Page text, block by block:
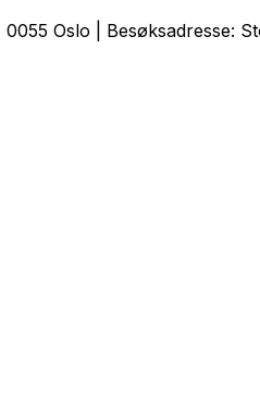
Oslo | Besøksadresse: